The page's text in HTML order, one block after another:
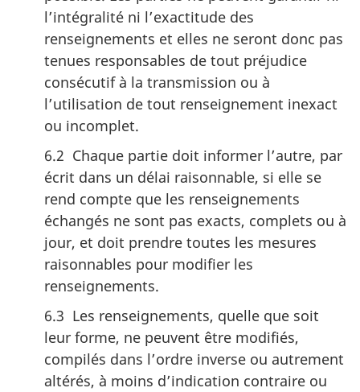
l’intégralité ni l’exactitude des
renseignements et elles ne seront donc pas
tenues responsables de tout préjudice
consécutif à la transmission ou à
l’utilisation de tout renseignement inexact
ou incomplet.
6.2 Chaque partie doit informer l’autre, par
écrit dans un délai raisonnable, si elle se
rend compte que les renseignements
échangés ne sont pas exacts, complets ou à
jour, et doit prendre toutes les mesures
raisonnables pour modifier les
renseignements.
6.3 Les renseignements, quelle que soit
leur forme, ne peuvent être modifiés,
compilés dans l’ordre inverse ou autrement
altérés, à moins d’indication contraire ou